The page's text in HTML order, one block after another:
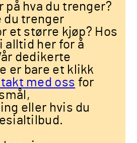
på hva du trenger?
du trenger
et større kjøp? Hos
alltid her for å
dedikerte
er bare et klikk
med oss for
eller hvis du